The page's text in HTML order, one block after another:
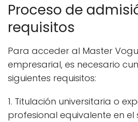
Proceso de
requisitos
Para acceder al Master
empresarial, es necesario
siguientes requisitos:
1. Titulación universitaria o
profesional equivalente en el